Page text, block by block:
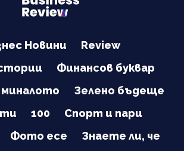
Новини
Review
Финансов буквар
Зелено бъдеще
100
Спорт и пари
Фото есе
Знаете ли, че